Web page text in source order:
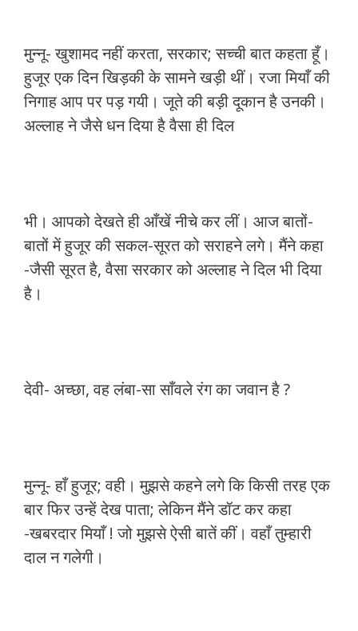
मुन्नू- खुशामद नहीं करता, सरकार; सच्ची बात कहता हूँ।
हुजूर एक दिन खिड़की के सामने खड़ी थीं। रजा मियाँ की
निगाह आप पर पड़ गयी। जूते की बड़ी दूकान है उनकी।
अल्लाह ने जैसे धन दिया है वैसा ही दिल
भी। आपको देखते ही आँखें नीचे कर लीं। आज बातों-
बातों में हुजूर की सकल-सूरत को सराहने लगे। मैंने कहा
-जैसी सूरत है, वैसा सरकार को अल्लाह ने दिल भी दिया
है।
देवी- अच्छा, वह लंबा-सा साँवले रंग का जवान है ?
मुन्नू- हाँ हुजूर; वही। मुझसे कहने लगे कि किसी तरह एक
बार फिर उन्हें देख पाता; लेकिन मैंने डॉट कर कहा
-खबरदार मियाँ ! जो मुझसे ऐसी बातें कीं। वहाँ तुम्हारी
दाल न गलेगी।